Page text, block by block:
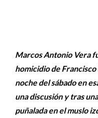
Marcos Antonio Vera
homicidio de
noche del sábado en
una discusión y tras
puñalada en el muslo